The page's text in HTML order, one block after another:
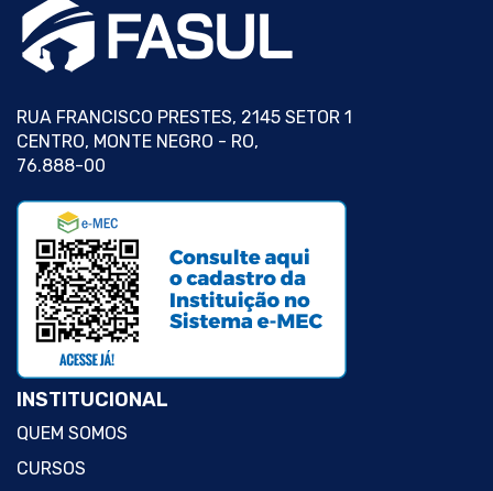
RUA FRANCISCO PRESTES, 2145 SETOR 1
CENTRO, MONTE NEGRO - RO,
76.888-00
INSTITUCIONAL
QUEM SOMOS
CURSOS